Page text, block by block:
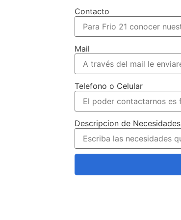
Contacto
Mail
Telefono o Celular
Descripcion de Necesidades